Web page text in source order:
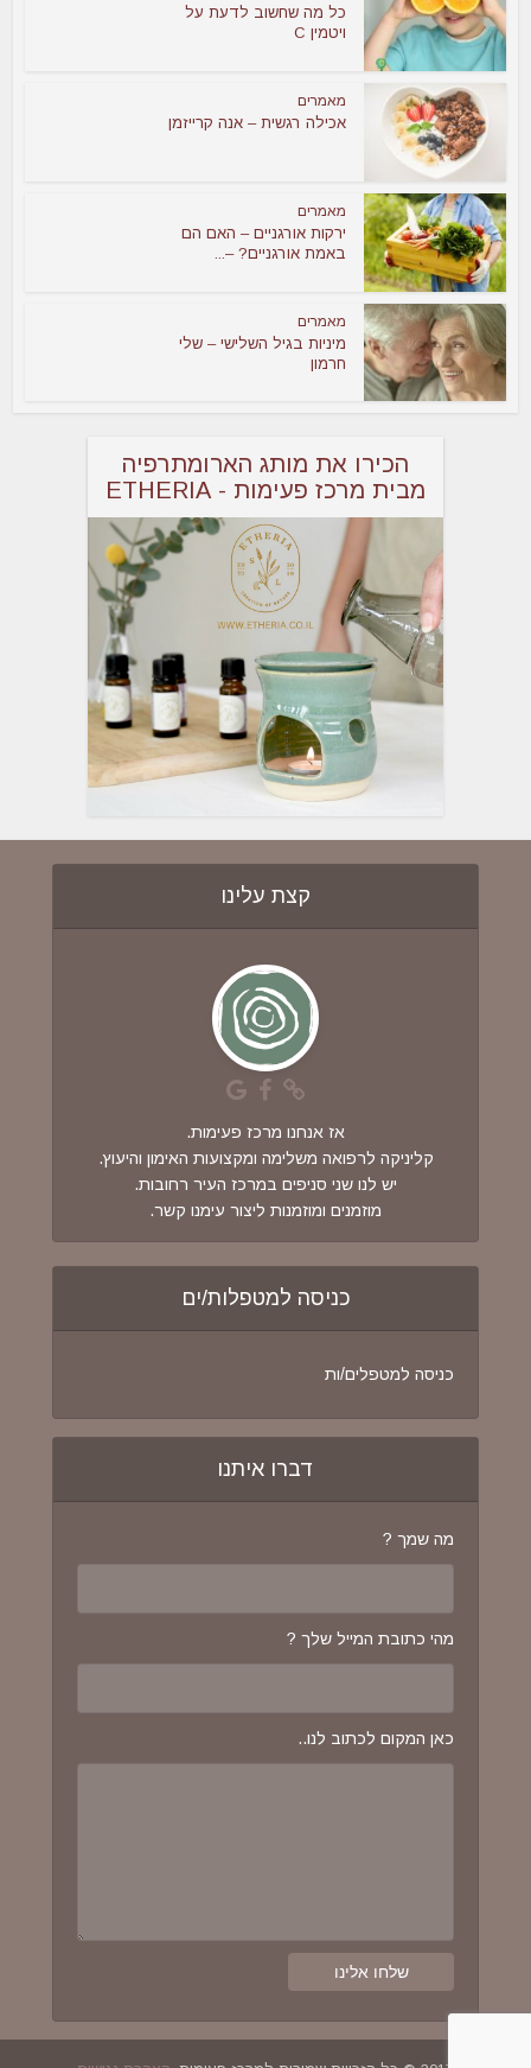
כל מה שחשוב לדעת על
ויטמין C
מאמרים
אכילה רגשית – אנה קרייזמן
מאמרים
ירקות אורגניים – האם הם
באמת אורגניים? –...
מאמרים
מיניות בגיל השלישי – שלי
חרמון
הכירו את מותג הארומתרפיה
מבית מרכז פעימות - ETHERIA
קצת עלינו
אז אנחנו מרכז פעימות.
קליניקה לרפואה משלימה ומקצועות האימון והיעוץ.
יש לנו שני סניפים במרכז העיר רחובות.
מוזמנים ומוזמנות ליצור עימנו קשר.
כניסה למטפלות/ים
כניסה למטפלים/ות
דברו איתנו
מה שמך ?
מהי כתובת המייל שלך ?
כאן המקום לכתוב לנו..